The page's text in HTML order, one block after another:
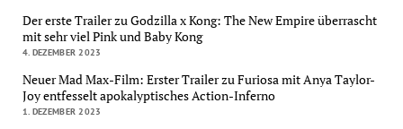
Der erste Trailer zu Godzilla x Kong: The New Empire überrascht
mit sehr viel Pink und Baby Kong
4. DEZEMBER 2023
Neuer Mad Max-Film: Erster Trailer zu Furiosa mit Anya Taylor-
Joy entfesselt apokalyptisches Action-Inferno
1. DEZEMBER 2023